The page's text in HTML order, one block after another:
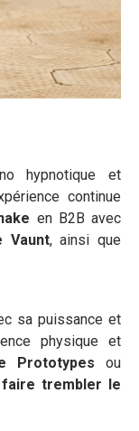
hypnotique et
continue
en B2B avec
Vaunt, ainsi que
sa puissance et
physique et
Prototypes ou
trembler le